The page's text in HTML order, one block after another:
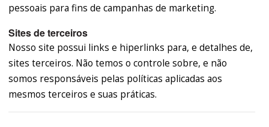
pessoais para fins de campanhas de marketing.
Sites de terceiros
Nosso site possui links e hiperlinks para, e detalhes de,
sites terceiros. Não temos o controle sobre, e não
somos responsáveis pelas políticas aplicadas aos
mesmos terceiros e suas práticas.